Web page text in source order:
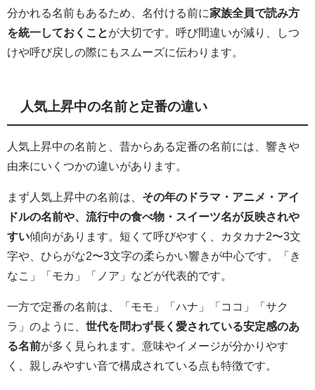
分かれる名前もあるため、名付ける前に家族全員で読み方
を統一しておくことが大切です。呼び間違いが減り、しつ
けや呼び戻しの際にもスムーズに伝わります。
人気上昇中の名前と定番の違い
人気上昇中の名前と、昔からある定番の名前には、響きや
由来にいくつかの違いがあります。
まず人気上昇中の名前は、 その年のドラマ・アニメ・アイ
ドルの名前や、流行中の食べ物・スイーツ名が反映されや
すい傾向があります。短くて呼びやすく、カタカナ2〜3文
字や、ひらがな2〜3文字の柔らかい響きが中心です。「き
なこ」「モカ」「ノア」などが代表的です。
一方で定番の名前は、「モモ」「ハナ」「ココ」「サク
ラ」のように、 世代を問わず長く愛されている安定感のあ
る名前が多く見られます。意味やイメージが分かりやす
く、親しみやすい音で構成されている点も特徴です。